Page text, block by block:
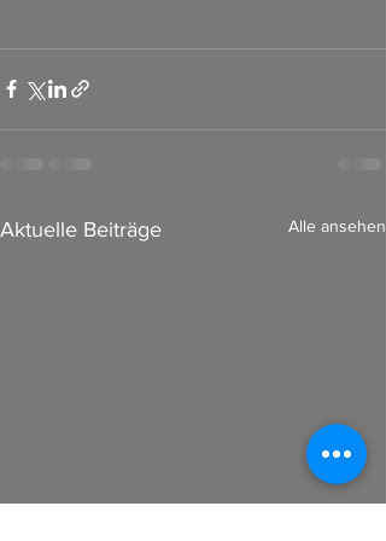
Aktuelle Beiträge Alle ansehen